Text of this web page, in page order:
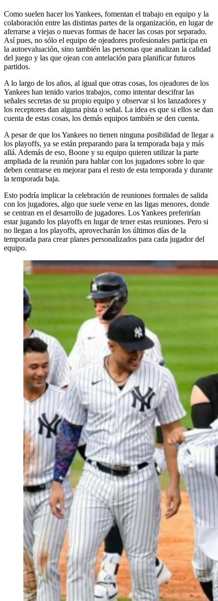
Como suelen hacer los Yankees, fomentan el trabajo en equipo y la
colaboración entre las distintas partes de la organización, en lugar de
aferrarse a viejas o nuevas formas de hacer las cosas por separado.
Así pues, no sólo el equipo de ojeadores profesionales participa en
la autoevaluación, sino también las personas que analizan la calidad
del juego y las que ojean con antelación para planificar futuros
partidos.
A lo largo de los años, al igual que otras cosas, los ojeadores de los
Yankees han tenido varios trabajos, como intentar descifrar las
señales secretas de su propio equipo y observar si los lanzadores y
los receptores dan alguna pista o señal. La idea es que si ellos se dan
cuenta de estas cosas, los demás equipos también se den cuenta.
A pesar de que los Yankees no tienen ninguna posibilidad de llegar a
los playoffs, ya se están preparando para la temporada baja y más
allá. Además de eso, Boone y su equipo quieren utilizar la parte
ampliada de la reunión para hablar con los jugadores sobre lo que
deben centrarse en mejorar para el resto de esta temporada y durante
la temporada baja.
Esto podría implicar la celebración de reuniones formales de salida
con los jugadores, algo que suele verse en las ligas menores, donde
se centran en el desarrollo de jugadores. Los Yankees preferirían
estar jugando los playoffs en lugar de tener estas reuniones. Pero si
no llegan a los playoffs, aprovecharán los últimos días de la
temporada para crear planes personalizados para cada jugador del
equipo.